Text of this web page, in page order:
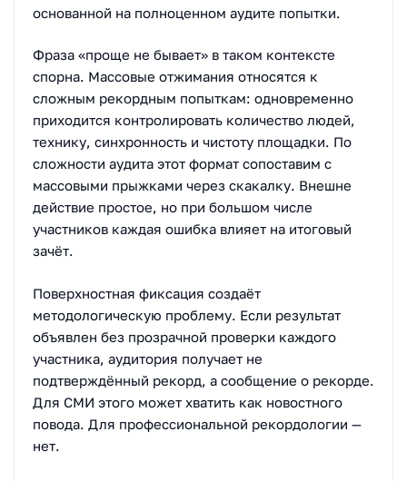
основанной на полноценном аудите попытки.
Фраза «проще не бывает» в таком контексте
спорна. Массовые отжимания относятся к
сложным рекордным попыткам: одновременно
приходится контролировать количество людей,
технику, синхронность и чистоту площадки. По
сложности аудита этот формат сопоставим с
массовыми прыжками через скакалку. Внешне
действие простое, но при большом числе
участников каждая ошибка влияет на итоговый
зачёт.
Поверхностная фиксация создаёт
методологическую проблему. Если результат
объявлен без прозрачной проверки каждого
участника, аудитория получает не
подтверждённый рекорд, а сообщение о рекорде.
Для СМИ этого может хватить как новостного
повода. Для профессиональной рекордологии —
нет.